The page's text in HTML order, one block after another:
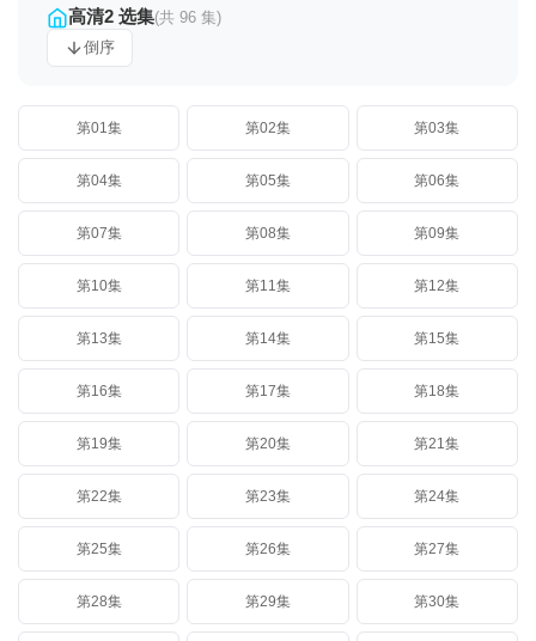
高清2 选集(共 96 集)
倒序
第01集 第02集 第03集
第04集 第05集 第06集
第07集 第08集 第09集
第10集 第11集 第12集
第13集 第14集 第15集
第16集 第17集 第18集
第19集 第20集 第21集
第22集 第23集 第24集
第25集 第26集 第27集
第28集 第29集 第30集